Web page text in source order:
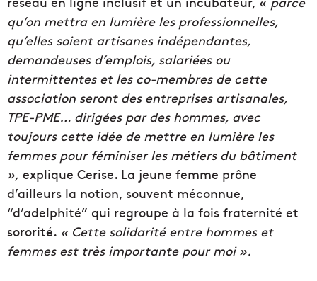
qu’on mettra en lumière les professionnelles,
qu’elles soient artisanes indépendantes,
demandeuses d’emplois, salariées ou
intermittentes et les co-membres de cette
association seront des entreprises artisanales,
TPE-PME… dirigées par des hommes, avec
toujours cette idée de mettre en lumière les
femmes pour féminiser les métiers du bâtiment
», explique Cerise. La jeune femme prône
d’ailleurs la notion, souvent méconnue,
“d’adelphité” qui regroupe à la fois fraternité et
sororité. « Cette solidarité entre hommes et
femmes est très importante pour moi ».